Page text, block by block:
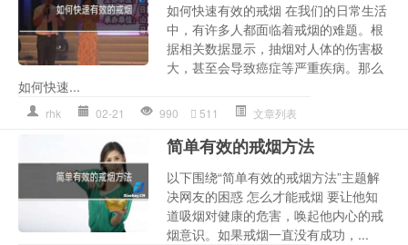
如何快速有效的戒烟 在我们的日常生活
中，有许多人都面临着戒烟的难题。根
据相关数据显示，抽烟对人体的伤害极
大，甚至会导致癌症等严重疾病。那么
如何快速...
rhk 02-21 990 511 文章列表
简单有效的戒烟方法
以下围绕“简单有效的戒烟方法”主题解
决网友的困惑 怎么才能戒烟 要让他知
道吸烟对健康的危害，唤起他内心的戒
烟意识。如果戒烟一直没有成功，...